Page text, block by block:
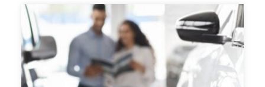
tribunaux. ? Réponse avec Jean-Baptiste le Dall, Avocat
en droit automobile, commentateur du Code de la route
aux éditions de l’Argus de l’assurance.